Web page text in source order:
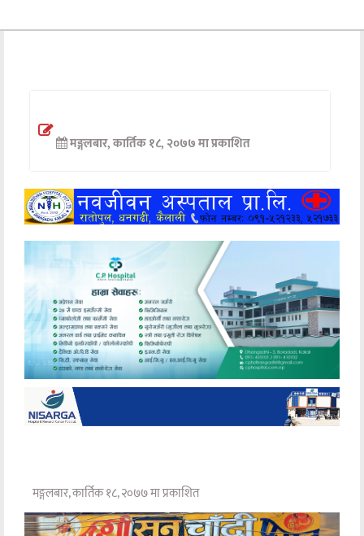
अन्तर्वार्ता
खेलकुद
मनोरञ्जन
अन्य
मङ्गलबार, कार्तिक १८, २०७७ मा प्रकाशित
मङ्गलबार, कार्तिक १८, २०७७ मा प्रकाशित